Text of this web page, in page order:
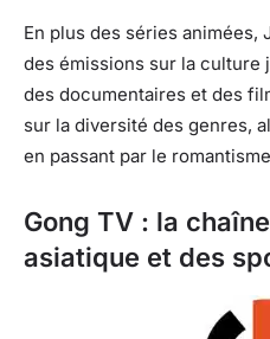
En plus des séries animées,
des émissions sur la culture
des documentaires et des
sur la diversité des genres,
en passant par le
Gong TV : la
asiatique et des